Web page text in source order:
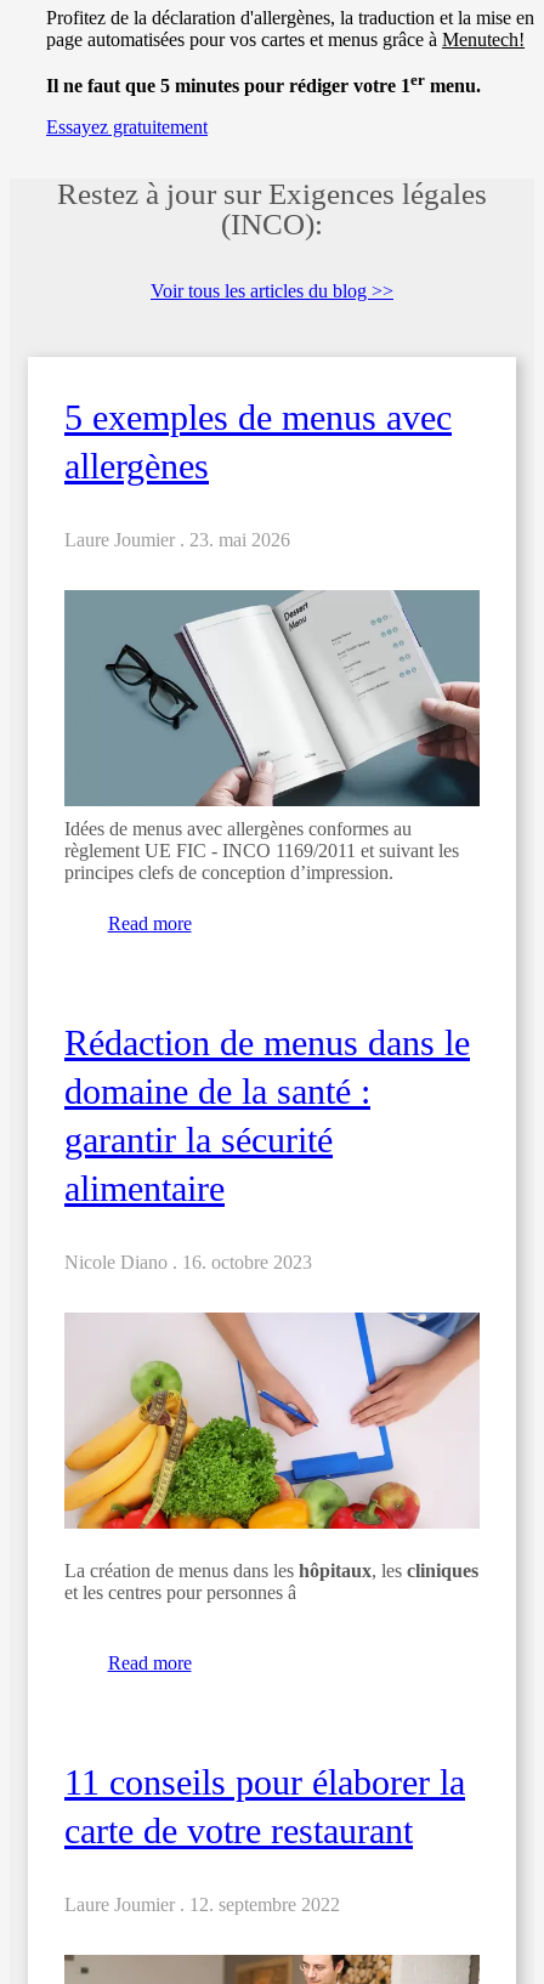
Profitez de la déclaration d'allergènes, la traduction et la mise en
page automatisées pour vos cartes et menus grâce à Menutech!
Il ne faut que 5 minutes pour rédiger votre 1er menu.
Essayez gratuitement
Restez à jour sur Exigences légales
(INCO):
Voir tous les articles du blog >>
5 exemples de menus avec
allergènes
Laure Joumier . 23. mai 2026
Idées de menus avec allergènes conformes au
règlement UE FIC - INCO 1169/2011 et suivant les
principes clefs de conception d’impression.
Read more
Rédaction de menus dans le
domaine de la santé :
garantir la sécurité
alimentaire
Nicole Diano . 16. octobre 2023
La création de menus dans les hôpitaux, les cliniques
et les centres pour personnes â
Read more
11 conseils pour élaborer la
carte de votre restaurant
Laure Joumier . 12. septembre 2022